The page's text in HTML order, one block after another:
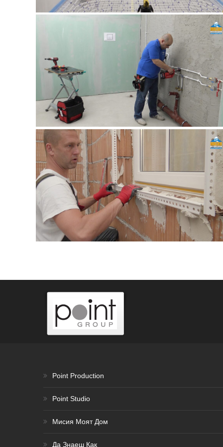
Point Production
Point Studio
Мисия Моят Дом
Да Знаеш Как